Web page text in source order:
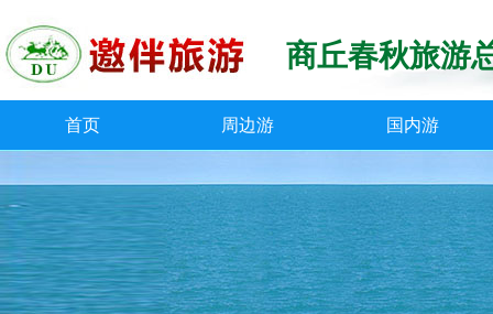
商丘春秋旅游
首页 周边游 国内游